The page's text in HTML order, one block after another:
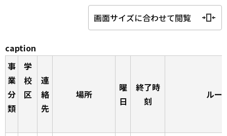
画面サイズに合わせて閲覧
caption
事
業
分
類
学
校
区
連
絡
先
場所
曜
日
終了時
刻
ルー